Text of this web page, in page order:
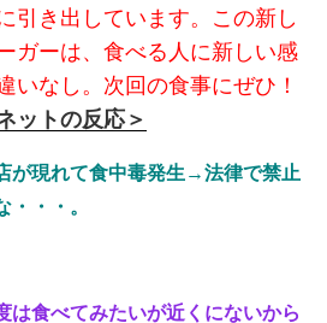
引き出しています。この新し
ガーは、食べる人に新しい感
いなし。次回の食事にぜひ！
ットの反応＞
が現れて食中毒発生→法律で禁止
・・・。
は食べてみたいが近くにないから